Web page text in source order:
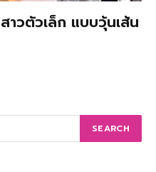
าวตัวเล็ก แบบวุ้นเส้น